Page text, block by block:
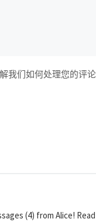
我们如何处理您的评
(4) from Alice!